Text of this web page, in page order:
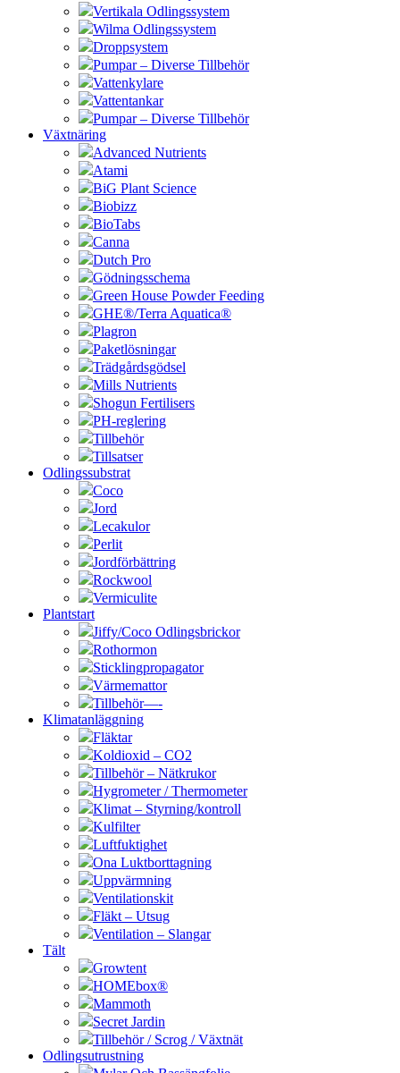
Vertikala Odlingssystem
Wilma Odlingssystem
Droppsystem
Pumpar – Diverse Tillbehör
Vattenkylare
Vattentankar
Pumpar – Diverse Tillbehör
Växtnäring
Advanced Nutrients
Atami
BiG Plant Science
Biobizz
BioTabs
Canna
Dutch Pro
Gödningsschema
Green House Powder Feeding
GHE®/Terra Aquatica®
Plagron
Paketlösningar
Trädgårdsgödsel
Mills Nutrients
Shogun Fertilisers
PH-reglering
Tillbehör
Tillsatser
Odlingssubstrat
Coco
Jord
Lecakulor
Perlit
Jordförbättring
Rockwool
Vermiculite
Plantstart
Jiffy/Coco Odlingsbrickor
Rothormon
Sticklingpropagator
Värmemattor
Tillbehör—-
Klimatanläggning
Fläktar
Koldioxid – CO2
Tillbehör – Nätkrukor
Hygrometer / Thermometer
Klimat – Styrning/kontroll
Kulfilter
Luftfuktighet
Ona Luktborttagning
Uppvärmning
Ventilationskit
Fläkt – Utsug
Ventilation – Slangar
Tält
Growtent
HOMEbox®
Mammoth
Secret Jardin
Tillbehör / Scrog / Växtnät
Odlingsutrustning